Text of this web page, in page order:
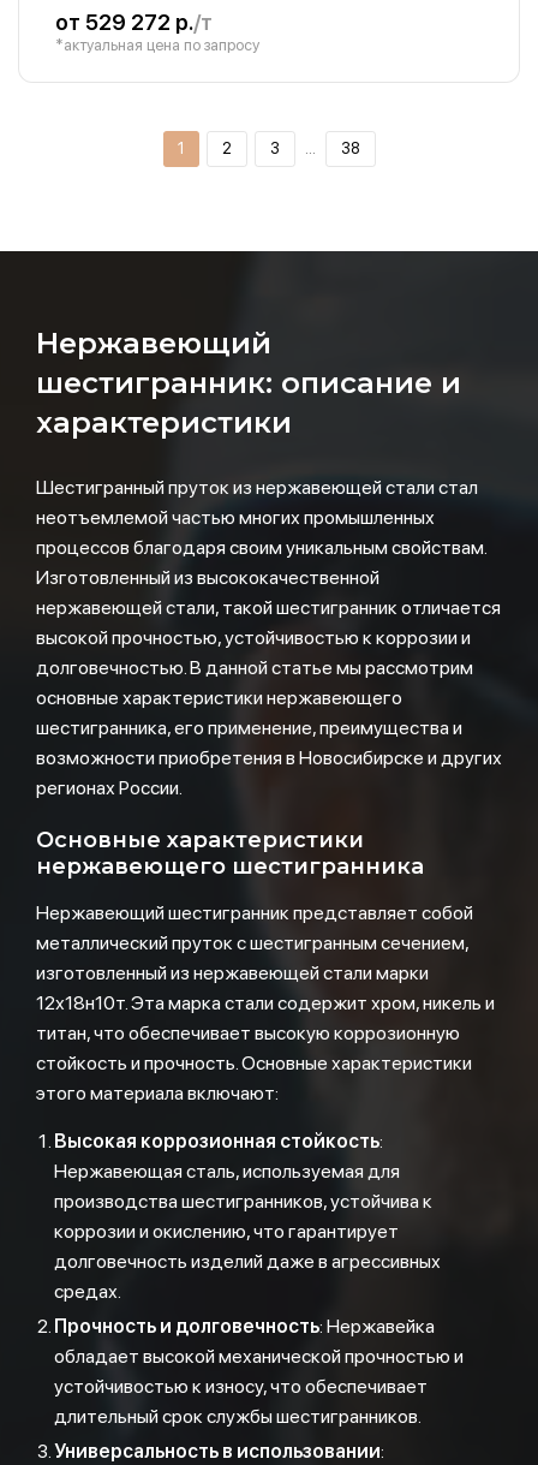
от 529 272 р./т
*актуальная цена по запросу
1 2 3 … 38
Нержавеющий
шестигранник: описание и
характеристики
Шестигранный пруток из нержавеющей стали стал
неотъемлемой частью многих промышленных
процессов благодаря своим уникальным свойствам.
Изготовленный из высококачественной
нержавеющей стали, такой шестигранник отличается
высокой прочностью, устойчивостью к коррозии и
долговечностью. В данной статье мы рассмотрим
основные характеристики нержавеющего
шестигранника, его применение, преимущества и
возможности приобретения в Новосибирске и других
регионах России.
Основные характеристики
нержавеющего шестигранника
Нержавеющий шестигранник представляет собой
металлический пруток с шестигранным сечением,
изготовленный из нержавеющей стали марки
12х18н10т. Эта марка стали содержит хром, никель и
титан, что обеспечивает высокую коррозионную
стойкость и прочность. Основные характеристики
этого материала включают:
Высокая коррозионная стойкость:
Нержавеющая сталь, используемая для
производства шестигранников, устойчива к
коррозии и окислению, что гарантирует
долговечность изделий даже в агрессивных
средах.
Прочность и долговечность: Нержавейка
обладает высокой механической прочностью и
устойчивостью к износу, что обеспечивает
длительный срок службы шестигранников.
Универсальность в использовании: